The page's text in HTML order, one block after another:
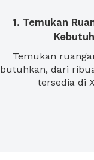
1. Temukan
Temukan
butuhkan, dari
tersedia di